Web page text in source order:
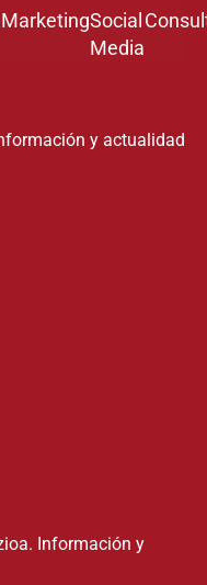
MarketingSocial
Media
y actualidad
Información y